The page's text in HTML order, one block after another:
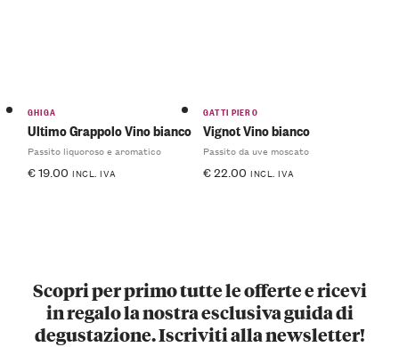
GHIGA
Ultimo Grappolo Vino bianco
Passito liquoroso e aromatico
€19.00 INCL. IVA
GATTI PIERO
Vignot Vino bianco
Passito da uve moscato
€22.00 INCL. IVA
Scopri per primo tutte le offerte e ricevi
in regalo la nostra esclusiva guida di
degustazione. Iscriviti alla newsletter!